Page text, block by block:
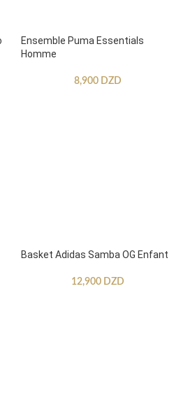
Ensemble Puma Essentials
Homme
8,900 DZD
Basket Adidas Samba OG Enfant
12,900 DZD